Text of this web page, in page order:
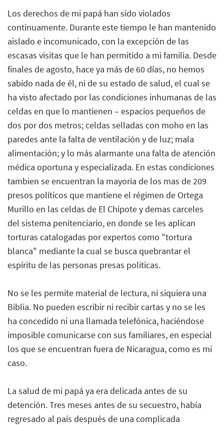
Los derechos de mi papá han sido violados
continuamente. Durante este tiempo le han mantenido
aislado e incomunicado, con la excepción de las
escasas visitas que le han permitido a mi familia. Desde
finales de agosto, hace ya más de 60 días, no hemos
sabido nada de él, ni de su estado de salud, el cual se
ha visto afectado por las condiciones inhumanas de las
celdas en que lo mantienen – espacios pequeños de
dos por dos metros; celdas selladas con moho en las
paredes ante la falta de ventilación y de luz; mala
alimentación; y lo más alarmante una falta de atención
médica oportuna y especializada. En estas condiciones
tambien se encuentran la mayoria de los mas de 209
presos políticos que mantiene el régimen de Ortega
Murillo en las celdas de El Chipote y demas carceles
del sistema penitenciario, en donde se les aplican
torturas catalogadas por expertos como "tortura
blanca" mediante la cual se busca quebrantar el
espíritu de las personas presas politicas.
No se les permite material de lectura, ni siquiera una
Biblia. No pueden escribir ni recibir cartas y no se les
ha concedido ni una llamada telefónica, haciéndose
imposible comunicarse con sus familiares, en especial
los que se encuentran fuera de Nicaragua, como es mi
caso.
La salud de mi papá ya era delicada antes de su
detención. Tres meses antes de su secuestro, había
regresado al país después de una complicada